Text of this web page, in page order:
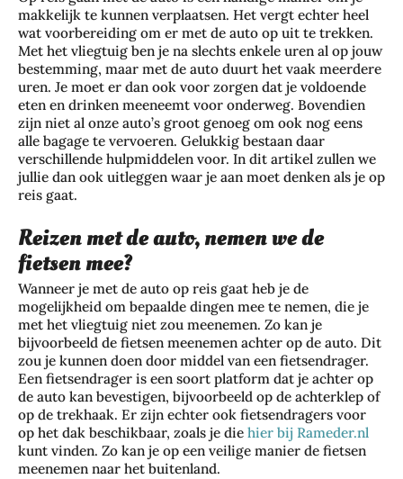
makkelijk te kunnen verplaatsen. Het vergt echter heel
wat voorbereiding om er met de auto op uit te trekken.
Met het vliegtuig ben je na slechts enkele uren al op jouw
bestemming, maar met de auto duurt het vaak meerdere
uren. Je moet er dan ook voor zorgen dat je voldoende
eten en drinken meeneemt voor onderweg. Bovendien
zijn niet al onze auto’s groot genoeg om ook nog eens
alle bagage te vervoeren. Gelukkig bestaan daar
verschillende hulpmiddelen voor. In dit artikel zullen we
jullie dan ook uitleggen waar je aan moet denken als je op
reis gaat.
Reizen met de auto, nemen we de
fietsen mee?
Wanneer je met de auto op reis gaat heb je de
mogelijkheid om bepaalde dingen mee te nemen, die je
met het vliegtuig niet zou meenemen. Zo kan je
bijvoorbeeld de fietsen meenemen achter op de auto. Dit
zou je kunnen doen door middel van een fietsendrager.
Een fietsendrager is een soort platform dat je achter op
de auto kan bevestigen, bijvoorbeeld op de achterklep of
op de trekhaak. Er zijn echter ook fietsendragers voor
op het dak beschikbaar, zoals je die hier bij Rameder.nl
kunt vinden. Zo kan je op een veilige manier de fietsen
meenemen naar het buitenland.